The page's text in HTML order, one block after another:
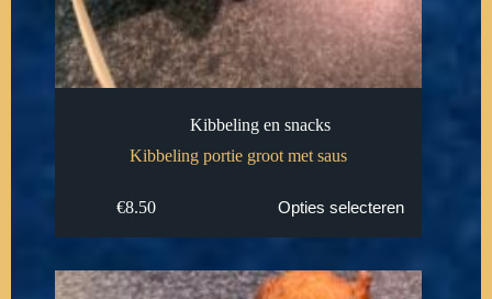
Kibbeling en snacks
Kibbeling portie groot met saus
€8.50 Opties selecteren